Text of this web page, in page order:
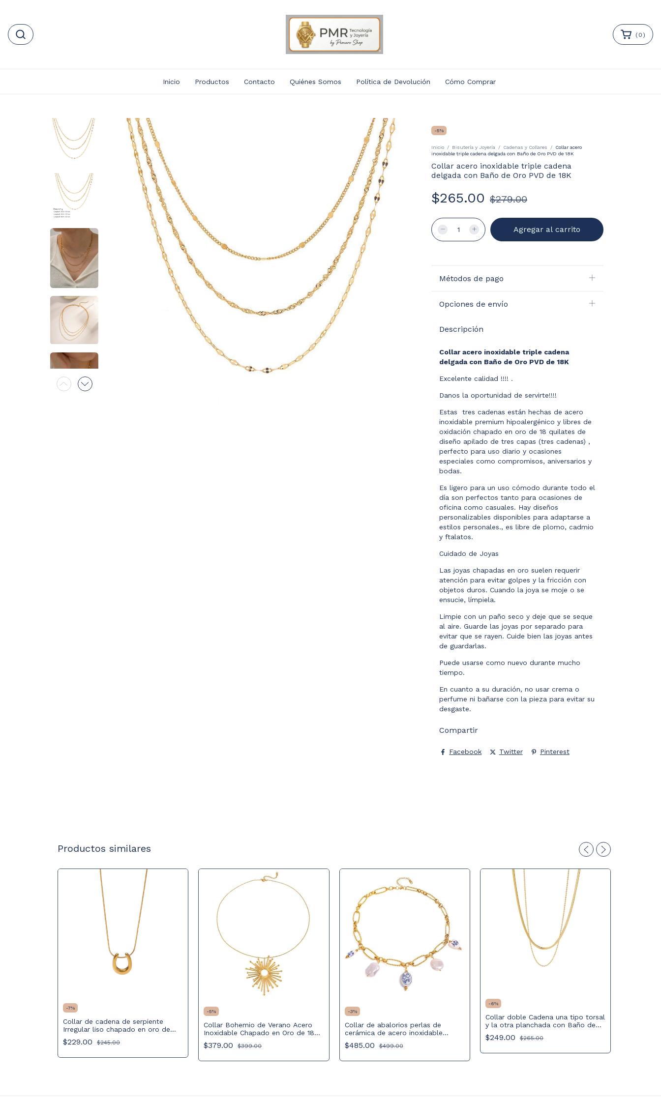
( 0 )
Inicio Productos Contacto Quiénes Somos Política de Devolución Cómo Comprar
-5%
Inicio / Bisutería y Joyería / Cadenas y Collares /
Collar acero
inoxidable triple cadena delgada con Baño de Oro PVD de 18K
Collar acero inoxidable triple cadena
delgada con Baño de Oro PVD de 18K
$265.00 $279.00
Métodos de pago
Opciones de envío
Descripción
Collar acero inoxidable triple cadena
delgada con Baño de Oro PVD de 18K
Excelente calidad !!!! .
Danos la oportunidad de servirte!!!!
Estas
tres cadenas están hechas de acero
inoxidable premium hipoalergénico y libres de
oxidación chapado en oro de 18 quilates de
diseño apilado de tres capas (tres cadenas) ,
perfecto para uso diario y ocasiones
especiales como compromisos, aniversarios y
bodas.
Es ligero para un uso cómodo durante todo el
día son perfectos tanto para ocasiones de
oficina como casuales. Hay diseños
personalizables disponibles para adaptarse a
estilos personales., es libre de plomo, cadmio
y ftalatos.
Cuidado de Joyas
Las joyas chapadas en oro suelen requerir
atención para evitar golpes y la fricción con
objetos duros. Cuando la joya se moje o se
ensucie, límpiela.
Limpie con un paño seco y deje que se seque
al aire. Guarde las joyas por separado para
evitar que se rayen. Cuide bien las joyas antes
de guardarlas.
Puede usarse como nuevo durante mucho
tiempo.
En cuanto a su duración, no usar crema o
perfume ni bañarse con la pieza para evitar su
desgaste.
Compartir
Facebook Twitter Pinterest
Productos similares
-7%
Collar de cadena de serpiente
Irregular liso chapado en oro de
18K, colgante en forma de U de
acero inoxidable
$229.00 $245.00
-5%
Collar Bohemio de Verano Acero
Inoxidable Chapado en Oro de 18K,
dije de Sol, Diseño Floral Calado,
Cadena Ajustable,
$379.00 $399.00
-3%
Collar de abalorios perlas de
cerámica de acero inoxidable
bañado en oro de 18k
$485.00 $499.00
-6%
Collar doble Cadena una tipo torsal
y la otra planchada con Baño de
Oro PVD de 18K
$249.00 $265.00